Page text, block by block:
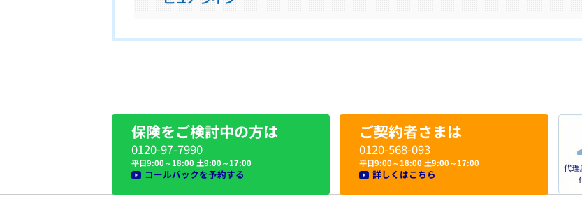
保険をご検討中の方は
0120-97-7990
平日9:00～18:00 土9:00～17:00
コールバックを予約する
ご契約者さまは
0120-568-093
平日9:00～18:00 土9:00～17:00
詳しくはこちら